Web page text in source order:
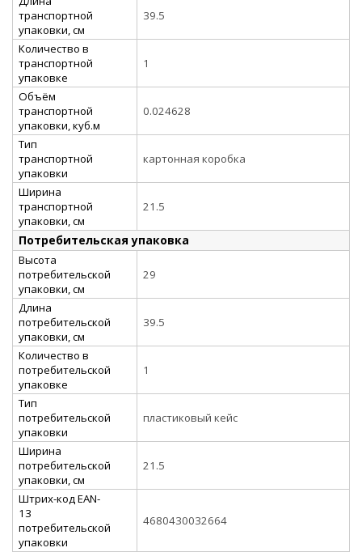
транспортной
упаковки, см
39.5
Количество в
транспортной
упаковке
1
Объём
транспортной
упаковки, куб.м
0.024628
Тип
транспортной
упаковки
картонная коробка
Ширина
транспортной
упаковки, см
21.5
Потребительская упаковка
Высота
потребительской
упаковки, см
29
Длина
потребительской
упаковки, см
39.5
Количество в
потребительской
упаковке
1
Тип
потребительской
упаковки
пластиковый кейс
Ширина
потребительской
упаковки, см
21.5
Штрих-код EAN-
13
потребительской
упаковки
4680430032664